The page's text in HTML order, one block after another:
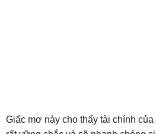
Giấc mơ này cho thấy tài chính